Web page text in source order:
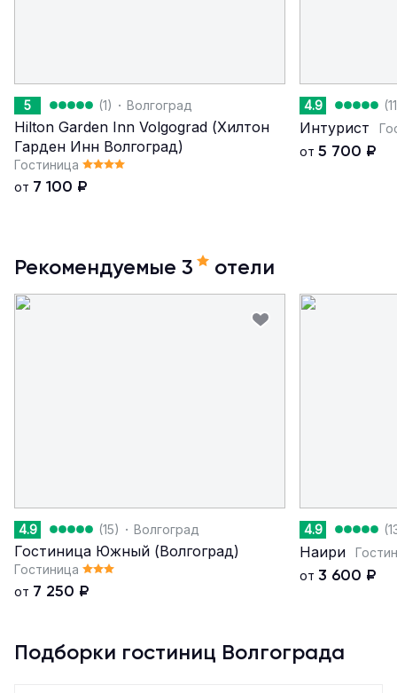
5 (1) · Волгоград
Hilton Garden Inn Volgograd (Хилтон
Гарден Инн Волгоград)
Гостиница
от 7 100 ₽
4.9
Интурист
от5 700 ₽
Рекомендуемые 3 отели
4.9 (15) · Волгоград
Гостиница Южный (Волгоград)
Гостиница
от 7 250 ₽
4.9
Наири
от3 600 ₽
Подборки гостиниц Волгограда